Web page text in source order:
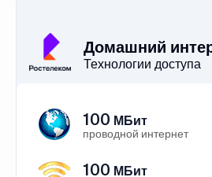
Домашний
Технологии доступа
100 МБит
проводной интернет
100 МБит